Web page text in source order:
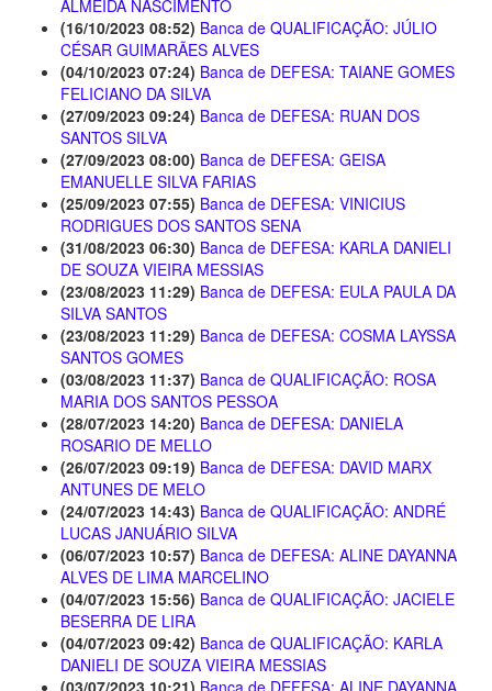
ALMEIDA NASCIMENTO
(16/10/2023 08:52) Banca de QUALIFICAÇÃO: JÚLIO
CÉSAR GUIMARÃES ALVES
(04/10/2023 07:24) Banca de DEFESA: TAIANE GOMES
FELICIANO DA SILVA
(27/09/2023 09:24) Banca de DEFESA: RUAN DOS
SANTOS SILVA
(27/09/2023 08:00) Banca de DEFESA: GEISA
EMANUELLE SILVA FARIAS
(25/09/2023 07:55) Banca de DEFESA: VINICIUS
RODRIGUES DOS SANTOS SENA
(31/08/2023 06:30) Banca de DEFESA: KARLA DANIELI
DE SOUZA VIEIRA MESSIAS
(23/08/2023 11:29) Banca de DEFESA: EULA PAULA DA
SILVA SANTOS
(23/08/2023 11:29) Banca de DEFESA: COSMA LAYSSA
SANTOS GOMES
(03/08/2023 11:37) Banca de QUALIFICAÇÃO: ROSA
MARIA DOS SANTOS PESSOA
(28/07/2023 14:20) Banca de DEFESA: DANIELA
ROSARIO DE MELLO
(26/07/2023 09:19) Banca de DEFESA: DAVID MARX
ANTUNES DE MELO
(24/07/2023 14:43) Banca de QUALIFICAÇÃO: ANDRÉ
LUCAS JANUÁRIO SILVA
(06/07/2023 10:57) Banca de DEFESA: ALINE DAYANNA
ALVES DE LIMA MARCELINO
(04/07/2023 15:56) Banca de QUALIFICAÇÃO: JACIELE
BESERRA DE LIRA
(04/07/2023 09:42) Banca de QUALIFICAÇÃO: KARLA
DANIELI DE SOUZA VIEIRA MESSIAS
(03/07/2023 10:21) Banca de DEFESA: ALINE DAYANNA